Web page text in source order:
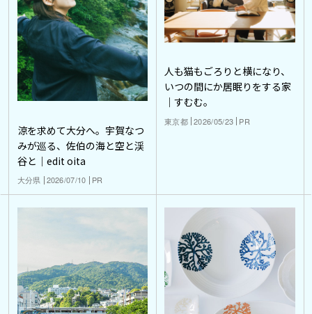
涼を求めて大分へ。宇賀なつ
みが巡る、佐伯の海と空と渓
谷と｜edit oita
大分県 2026/07/10 PR
人も猫もごろりと横になり、
いつの間にか居眠りをする家
｜すむむ。
東京都 2026/05/23 PR